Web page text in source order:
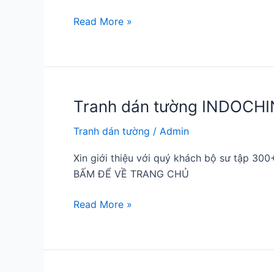
Tranh
mới
12
năm
2024
Read More »
Tranh dán tường
Tranh dán tường / Admin
Xin giới thiệu với quý khách bộ sư tập
BẤM ĐỂ VỀ TRANG CHỦ
Tranh
INDOCHINE
Read More »